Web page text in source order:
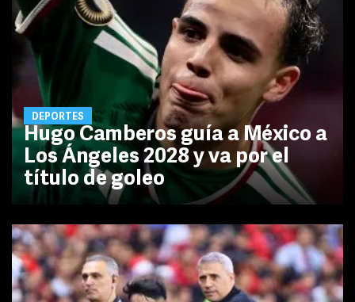
DEPORTES
Hugo Camberos guía a México a
Los Ángeles 2028 y va por el
título de goleo